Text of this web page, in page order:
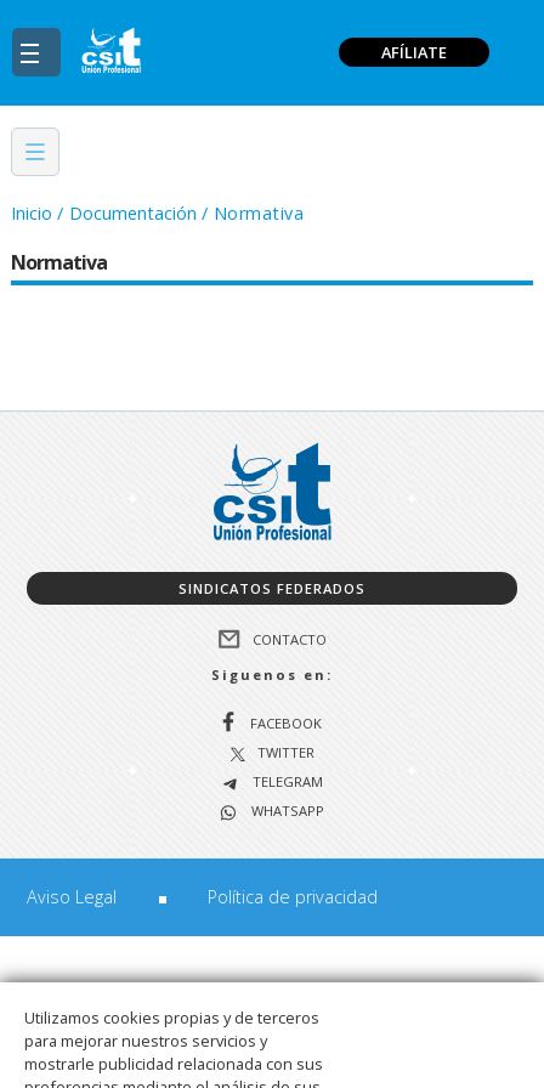
AFÍLIATE
Inicio / Documentación / Normativa
Normativa
SINDICATOS FEDERADOS
CONTACTO
Siguenos en:
FACEBOOK
TWITTER
TELEGRAM
WHATSAPP
Aviso Legal Política de privacidad
Utilizamos cookies propias y de terceros
para mejorar nuestros servicios y
mostrarle publicidad relacionada con sus